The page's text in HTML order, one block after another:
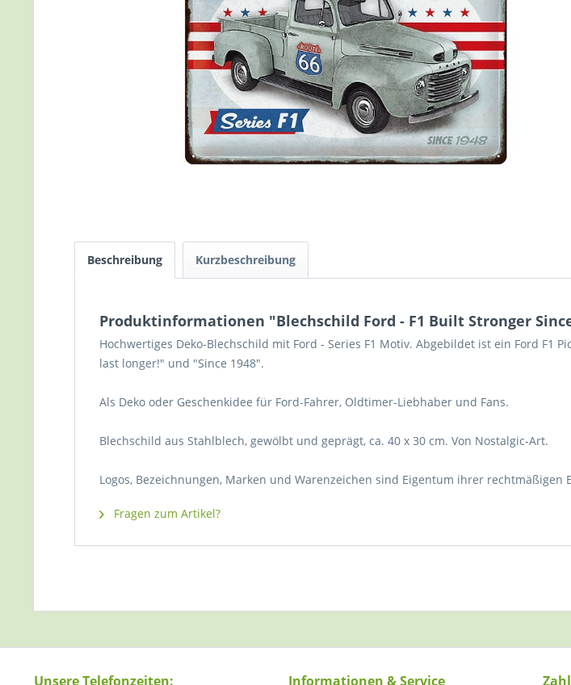
Beschreibung Kurzbeschreibung
Produktinformationen "Blechschild Ford - F1 Built Stronger
Hochwertiges Deko-Blechschild mit Ford - Series F1 Motiv. Abgebildet ist ein Ford
last longer!" und "Since 1948".
Als Deko oder Geschenkidee für Ford-Fahrer, Oldtimer-Liebhaber und Fans.
Blechschild aus Stahlblech, gewölbt und geprägt, ca. 40 x 30 cm. Von Nostalgic-Art.
Logos, Bezeichnungen, Marken und Warenzeichen sind Eigentum ihrer
Fragen zum Artikel?
Unsere Telefonzeiten: Informationen & Service